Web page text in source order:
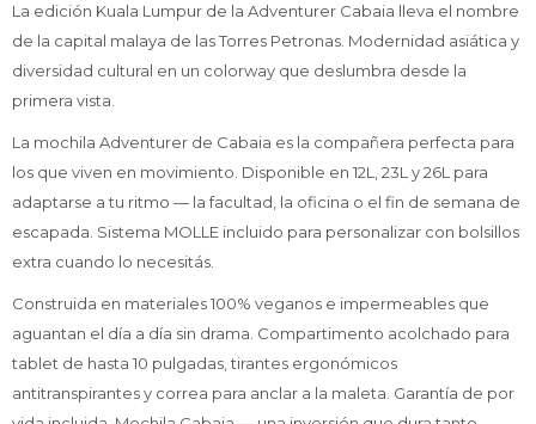
La edición Kuala Lumpur de la Adventurer Cabaia lleva el nombre
de la capital malaya de las Torres Petronas. Modernidad asiática y
diversidad cultural en un colorway que deslumbra desde la
primera vista.
La mochila Adventurer de Cabaia es la compañera perfecta para
los que viven en movimiento. Disponible en 12L, 23L y 26L para
adaptarse a tu ritmo — la facultad, la oficina o el fin de semana de
escapada. Sistema MOLLE incluido para personalizar con bolsillos
extra cuando lo necesitás.
Construida en materiales 100% veganos e impermeables que
aguantan el día a día sin drama. Compartimento acolchado para
tablet de hasta 10 pulgadas, tirantes ergonómicos
antitranspirantes y correa para anclar a la maleta. Garantía de por